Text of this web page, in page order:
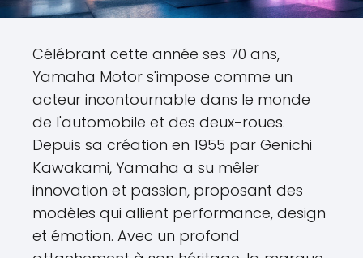
Célébrant cette année ses 70 ans,
Yamaha Motor s'impose comme un
acteur incontournable dans le monde
de l'automobile et des deux-roues.
Depuis sa création en 1955 par Genichi
Kawakami, Yamaha a su mêler
innovation et passion, proposant des
modèles qui allient performance, design
et émotion. Avec un profond